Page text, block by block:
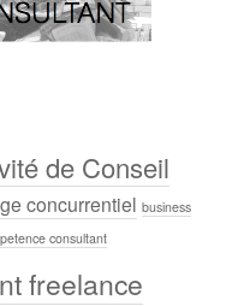
de Conseil
concurrentiel business
consultant
freelance